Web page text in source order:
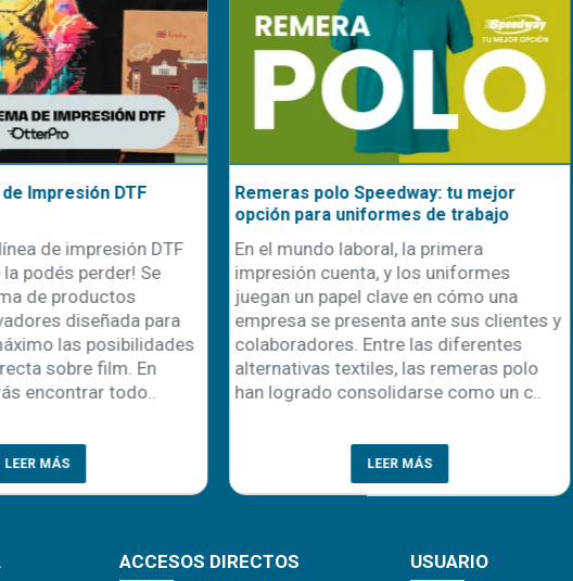
te solucionará los
de la primavera,
la temporada de
Esto representa
clave para
y negocios de
textil. Sin embargo,
la misma duda: ¿qué
LEER MÁS
El poder de emprender en
personalización: una oportunidad
En un mundo donde la diferenciación y
la conexión emocional con el cliente son
claves para el éxito comercial, la
personalización de productos emerge
como una de las vías más
prometedoras para emprender. Este
LEER MÁS
ACCESOS DIRECTOS USUARIO